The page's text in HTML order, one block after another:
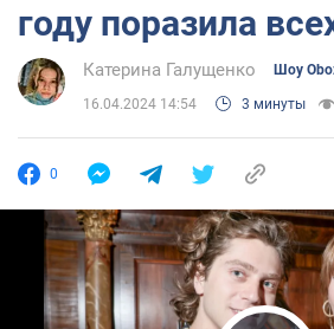
году поразила
Катерина Галущенко Шоу
16.04.2024 14:54 3 минуты
0